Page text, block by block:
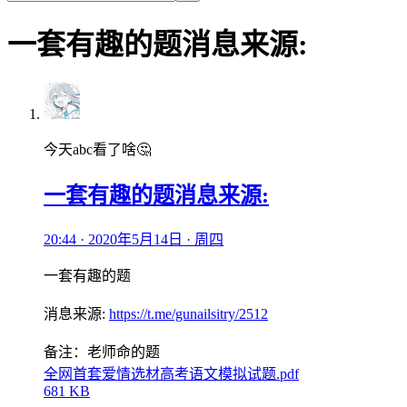
一套有趣的题消息来源:
今天abc看了啥🤔
一套有趣的题消息来源:
20:44 · 2020年5月14日 · 周四
一套有趣的题
消息来源: https://t.me/gunailsitry/2512
备注：老师命的题
全网首套爱情选材高考语文模拟试题.pdf
681 KB